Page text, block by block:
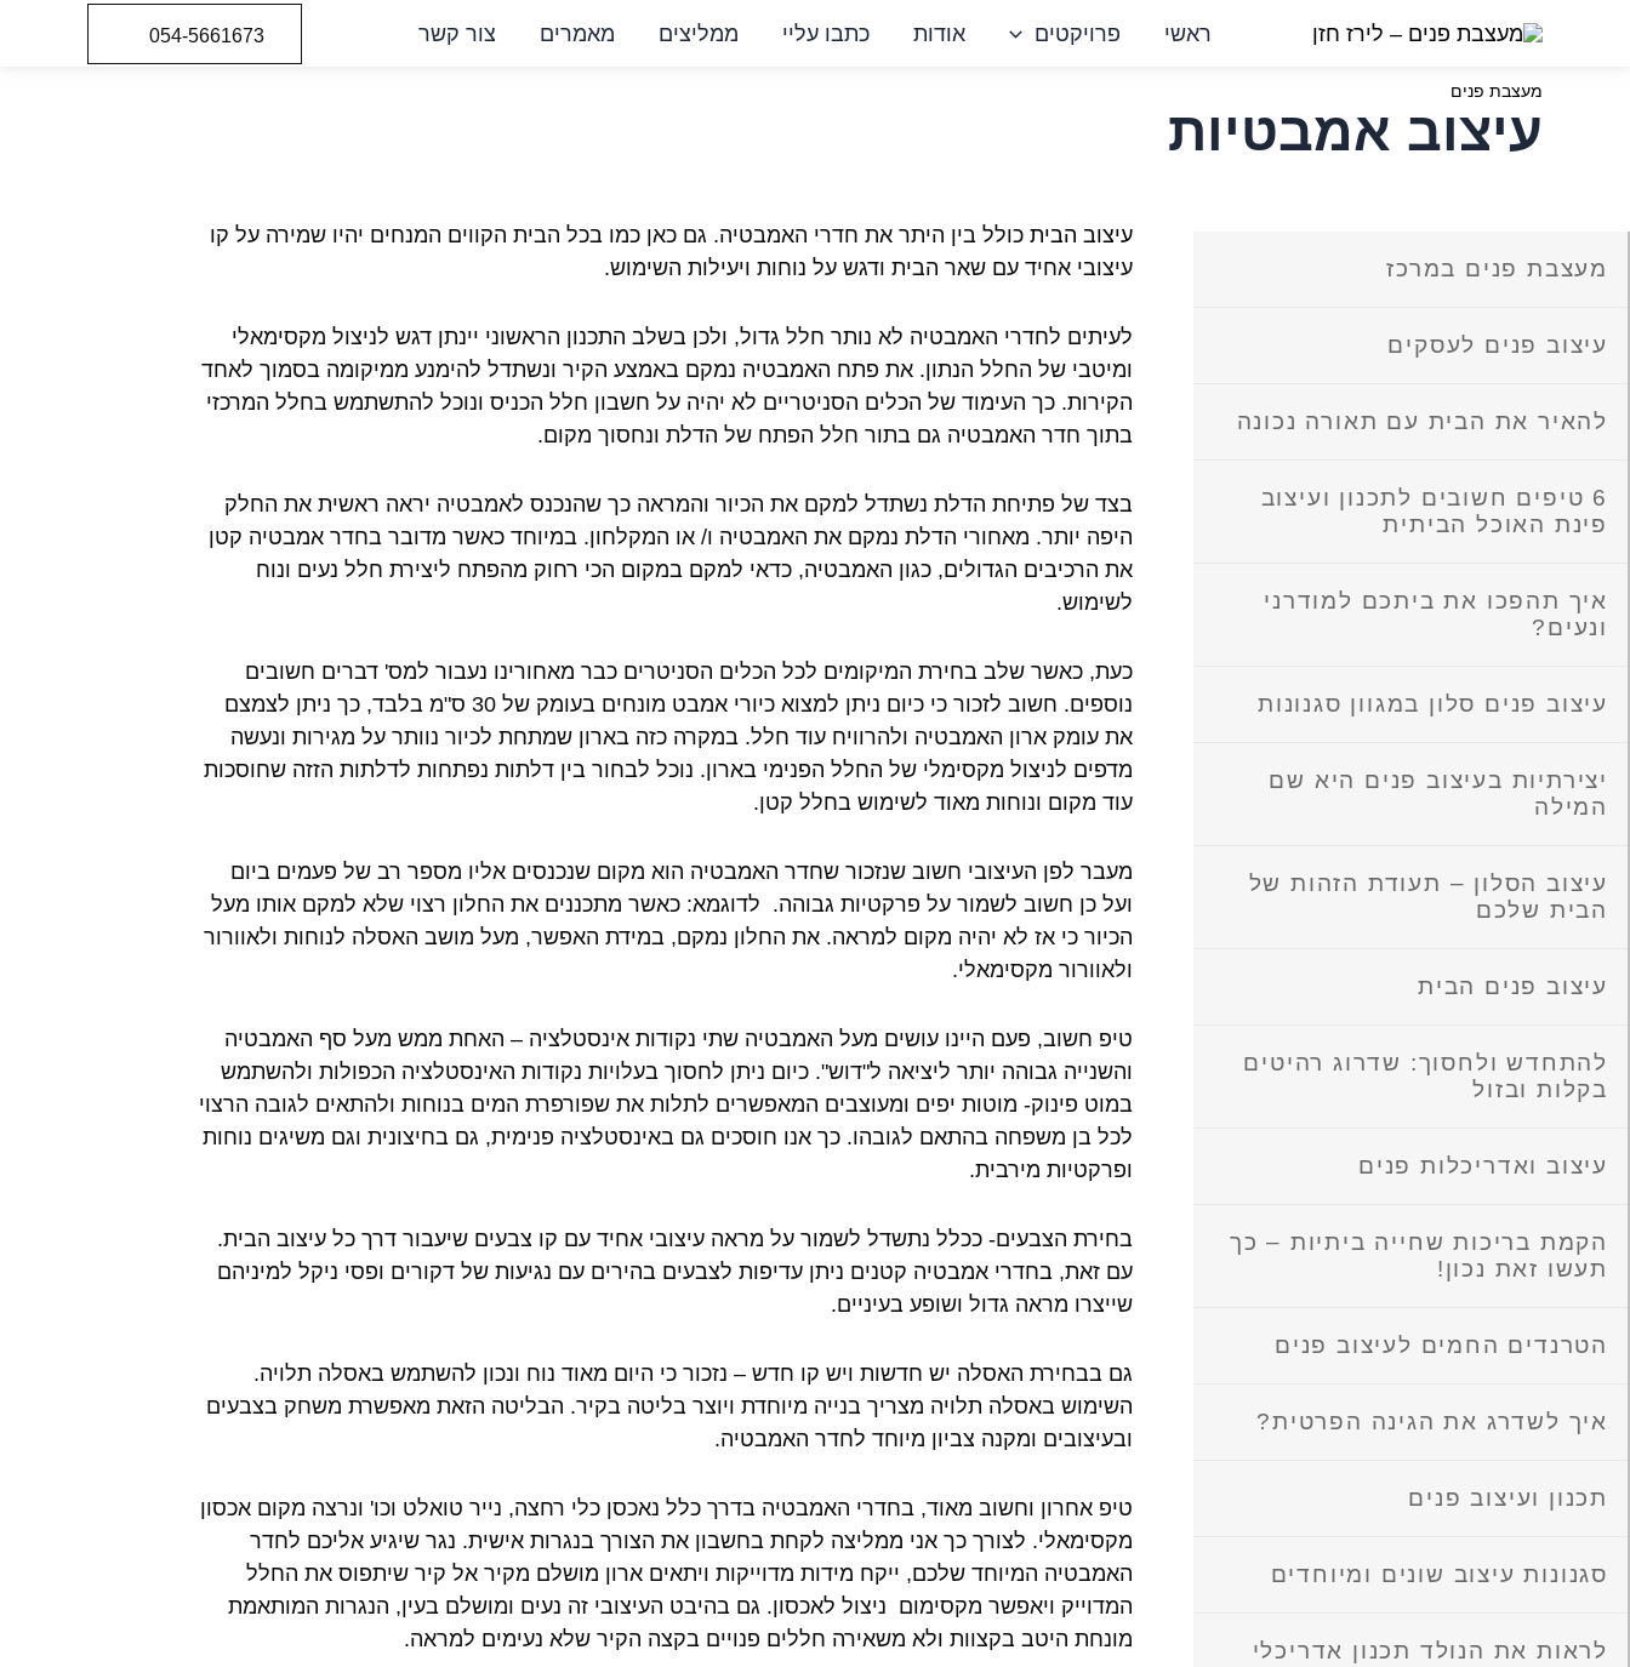
ראשי פרויקטים אודות כתבו עליי ממליצים מאמרים צור קשר 054-5661673
מעצבת פנים
עיצוב אמבטיות
מעצבת פנים במרכז
עיצוב פנים לעסקים
להאיר את הבית עם תאורה נכונה
6 טיפים חשובים לתכנון ועיצוב
פינת האוכל הביתית
איך תהפכו את ביתכם למודרני
ונעים?
עיצוב פנים סלון במגוון סגנונות
יצירתיות בעיצוב פנים היא שם
המילה
עיצוב הסלון – תעודת הזהות של
הבית שלכם
עיצוב פנים הבית
להתחדש ולחסוך: שדרוג רהיטים
בקלות ובזול
עיצוב ואדריכלות פנים
הקמת בריכות שחייה ביתיות – כך
תעשו זאת נכון!
הטרנדים החמים לעיצוב פנים
איך לשדרג את הגינה הפרטית?
תכנון ועיצוב פנים
סגנונות עיצוב שונים ומיוחדים
לראות את הנולד תכנון אדריכלי
עיצוב הבית כולל בין היתר את חדרי האמבטיה. גם כאן כמו בכל הבית הקווים המנחים יהיו שמירה על קו
עיצובי אחיד עם שאר הבית ודגש על נוחות ויעילות השימוש.
לעיתים לחדרי האמבטיה לא נותר חלל גדול, ולכן בשלב התכנון הראשוני יינתן דגש לניצול מקסימאלי
ומיטבי של החלל הנתון. את פתח האמבטיה נמקם באמצע הקיר ונשתדל להימנע ממיקומה בסמוך לאחד
הקירות. כך העימוד של הכלים הסניטריים לא יהיה על חשבון חלל הכניס ונוכל להתשתמש בחלל המרכזי
בתוך חדר האמבטיה גם בתור חלל הפתח של הדלת ונחסוך מקום.
בצד של פתיחת הדלת נשתדל למקם את הכיור והמראה כך שהנכנס לאמבטיה יראה ראשית את החלק
היפה יותר. מאחורי הדלת נמקם את האמבטיה ו/ או המקלחון. במיוחד כאשר מדובר בחדר אמבטיה קטן
את הרכיבים הגדולים, כגון האמבטיה, כדאי למקם במקום הכי רחוק מהפתח ליצירת חלל נעים ונוח
לשימוש.
כעת, כאשר שלב בחירת המיקומים לכל הכלים הסניטרים כבר מאחורינו נעבור למס' דברים חשובים
נוספים. חשוב לזכור כי כיום ניתן למצוא כיורי אמבט מונחים בעומק של 30 ס"מ בלבד, כך ניתן לצמצם
את עומק ארון האמבטיה ולהרוויח עוד חלל. במקרה כזה בארון שמתחת לכיור נוותר על מגירות ונעשה
מדפים לניצול מקסימלי של החלל הפנימי בארון. נוכל לבחור בין דלתות נפתחות לדלתות הזזה שחוסכות
עוד מקום ונוחות מאוד לשימוש בחלל קטן.
מעבר לפן העיצובי חשוב שנזכור שחדר האמבטיה הוא מקום שנכנסים אליו מספר רב של פעמים ביום
ועל כן חשוב לשמור על פרקטיות גבוהה. לדוגמא: כאשר מתכננים את החלון רצוי שלא למקם אותו מעל
הכיור כי אז לא יהיה מקום למראה. את החלון נמקם, במידת האפשר, מעל מושב האסלה לנוחות ולאוורור
ולאוורור מקסימאלי.
טיפ חשוב, פעם היינו עושים מעל האמבטיה שתי נקודות אינסטלציה – האחת ממש מעל סף האמבטיה
והשנייה גבוהה יותר ליציאה ל"דוש". כיום ניתן לחסוך בעלויות נקודות האינסטלציה הכפולות ולהשתמש
במוט פינוק- מוטות יפים ומעוצבים המאפשרים לתלות את שפורפרת המים בנוחות ולהתאים לגובה הרצוי
לכל בן משפחה בהתאם לגובהו. כך אנו חוסכים גם באינסטלציה פנימית, גם בחיצונית וגם משיגים נוחות
ופרקטיות מירבית.
בחירת הצבעים- ככלל נתשדל לשמור על מראה עיצובי אחיד עם קו צבעים שיעבור דרך כל עיצוב הבית.
עם זאת, בחדרי אמבטיה קטנים ניתן עדיפות לצבעים בהירים עם נגיעות של דקורים ופסי ניקל למיניהם
שייצרו מראה גדול ושופע בעיניים.
גם בבחירת האסלה יש חדשות ויש קו חדש – נזכור כי היום מאוד נוח ונכון להשתמש באסלה תלויה.
השימוש באסלה תלויה מצריך בנייה מיוחדת ויוצר בליטה בקיר. הבליטה הזאת מאפשרת משחק בצבעים
ובעיצובים ומקנה צביון מיוחד לחדר האמבטיה.
טיפ אחרון וחשוב מאוד, בחדרי האמבטיה בדרך כלל נאכסן כלי רחצה, נייר טואלט וכו' ונרצה מקום אכסון
מקסימאלי. לצורך כך אני ממליצה לקחת בחשבון את הצורך בנגרות אישית. נגר שיגיע אליכם לחדר
האמבטיה המיוחד שלכם, ייקח מידות מדוייקות ויתאים ארון מושלם מקיר אל קיר שיתפוס את החלל
המדוייק ויאפשר מקסימום ניצול לאכסון. גם בהיבט העיצובי זה נעים ומושלם בעין, הנגרות המותאמת
מונחת היטב בקצוות ולא משאירה חללים פנויים בקצה הקיר שלא נעימים למראה.